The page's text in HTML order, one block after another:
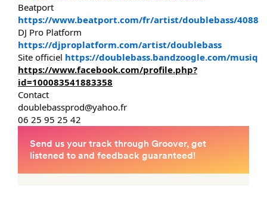
Beatport
https://www.beatport.com/fr/artist/doublebass/
DJ Pro Platform
https://djproplatform.com/artist/doublebass
Site officiel https://doublebass.bandzoogle.com/
https://www.facebook.com/profile.php?
id=100083541883358
Contact
doublebassprod@yahoo.fr
06 25 95 25 42